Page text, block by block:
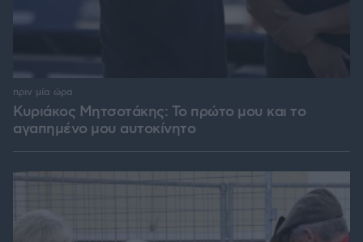
Κυριάκος Μητσοτάκης: Το πρώτο μου και το
αγαπημένο μου αυτοκίνητο
πριν μία ώρα